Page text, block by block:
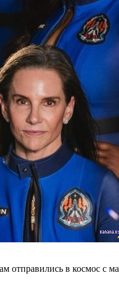
отправились в космос с